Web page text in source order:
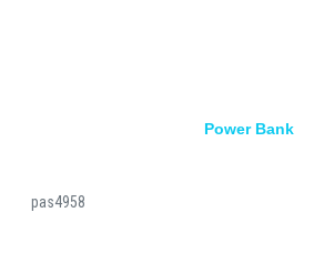
Power Bank
pas4958